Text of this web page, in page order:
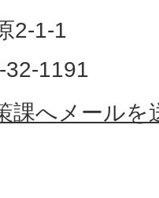
2-1-1
32-1191
課へメールを